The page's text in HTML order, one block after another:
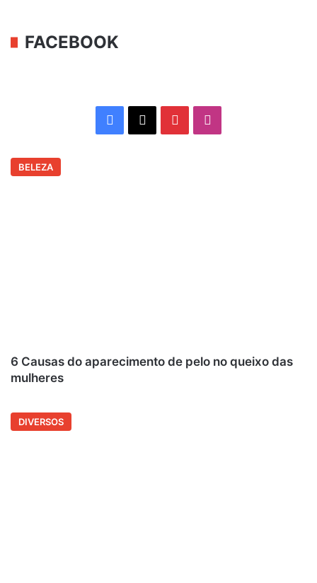
FACEBOOK
Facebook
X Pinterest
BELEZA
6 Causas do aparecimento de pelo no queixo das
mulheres
DIVERSOS